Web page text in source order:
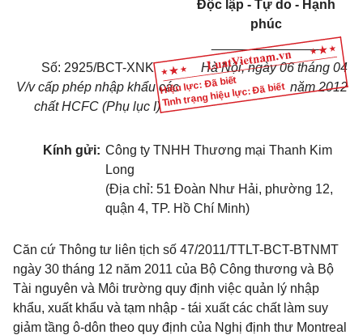
Hiệu lực: Đã biết
Tình trạng hiệu lực: Đã biết
Độc lập - Tự do - Hạnh
phúc
_______________
Số: 2925/BCT-XNK
V/v cấp phép nhập khẩu các
chất HCFC (Phụ lục I)
Hà Nội, ngày 06 tháng 04
năm 2012
Kính gửi: Công ty TNHH Thương mại Thanh Kim
Long
(Địa chỉ: 51 Đoàn Như Hải, phường 12,
quận 4, TP. Hồ Chí Minh)
Căn cứ Thông tư liên tịch số 47/2011/TTLT-BCT-BTNMT
ngày 30 tháng 12 năm 2011 của Bộ Công thương và Bộ
Tài nguyên và Môi trường quy định việc quản lý nhập
khẩu, xuất khẩu và tạm nhập - tái xuất các chất làm suy
giảm tầng ô-dôn theo quy định của Nghị định thư Montreal